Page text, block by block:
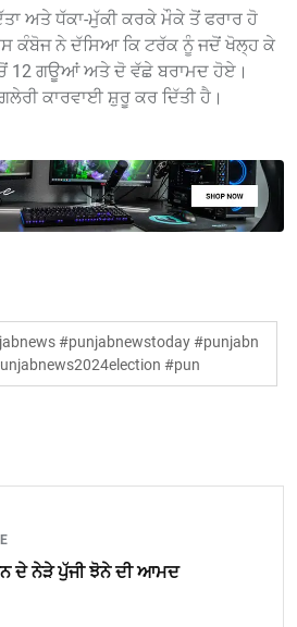
ਅਤੇ ਧੱਕਾ-ਮੁੱਕੀ ਕਰਕੇ ਮੌਕੇ ਤੋਂ ਫਰਾਰ ਹੋ
ਕੰਬੋਜ ਨੇ ਦੱਸਿਆ ਕਿ ਟਰੱਕ ਨੂੰ ਜਦੋਂ ਖੋਲ੍ਹ ਕੇ
12 ਗਊਆਂ ਅਤੇ ਦੋ ਵੱਛੇ ਬਰਾਮਦ ਹੋਏ।
ਕਾਰਵਾਈ ਸ਼ੁਰੂ ਕਰ ਦਿੱਤੀ ਹੈ।
#punjabnewstoday #punjabn
#pun
ਦੇ ਨੇੜੇ ਪੁੱਜੀ ਝੋਨੇ ਦੀ ਆਮਦ